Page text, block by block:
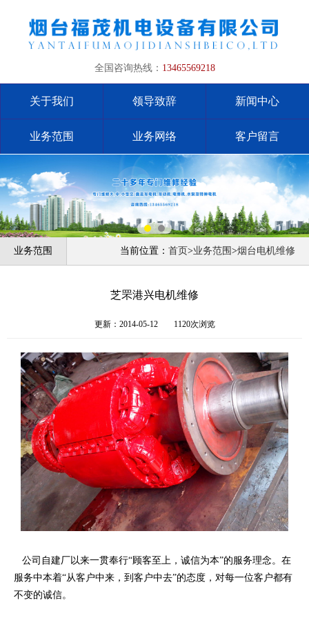
全国咨询热线： 13465569218
关于我们 领导致辞 新闻中心
业务范围 业务网络 客户留言
业务范围 当前位置： 首页>业务范围 >烟台电机维修
芝罘港兴电机维修
更新：2014-05-12 1120次浏览
公司自建厂以来一贯奉行“顾客至上，诚信为本”的服务理念。在
服务中本着“从客户中来，到客户中去”的态度，对每一位客户都有
不变的诚信。